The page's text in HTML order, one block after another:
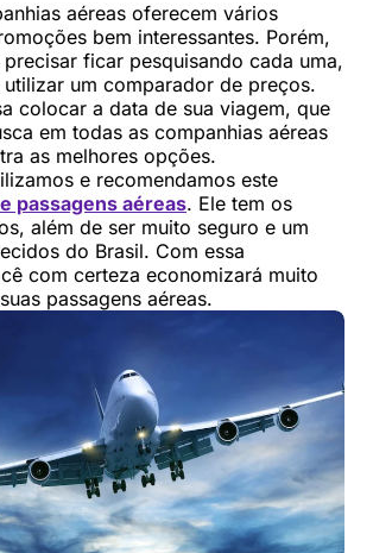
aéreas oferecem vários
bem interessantes. Porém,
ficar pesquisando cada uma,
um comparador de preços.
colocar a data de sua viagem, que
em todas as companhias aéreas
as melhores opções.
e recomendamos este
passagens aéreas. Ele tem os
além de ser muito seguro e um
do Brasil. Com essa
com certeza economizará muito
passagens aéreas.